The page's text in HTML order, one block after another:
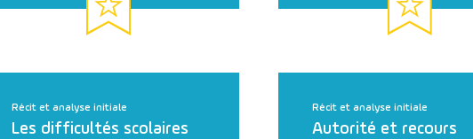
Récit et analyse initiale
Les difficultés scolaires
Récit et analyse initiale
Autorité et recours